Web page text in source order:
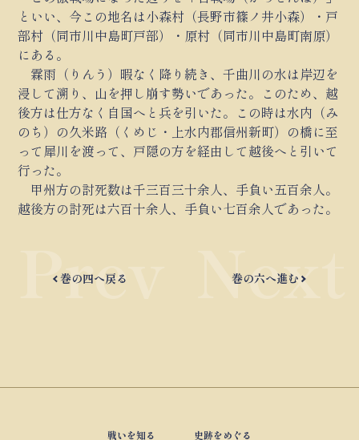
といい、今この地名は小森村（長野市篠ノ井小森）・戸
部村（同市川中島町戸部）・原村（同市川中島町南原）
にある。
霖雨（りんう）暇なく降り続き、千曲川の水は岸辺を
浸して溯り、山を押し崩す勢いであった。このため、越
後方は仕方なく自国へと兵を引いた。この時は水内（み
のち）の久米路（くめじ・上水内郡信州新町）の橋に至
って犀川を渡って、戸隠の方を経由して越後へと引いて
行った。
甲州方の討死数は千三百三十余人、手負い五百余人。
越後方の討死は六百十余人、手負い七百余人であった。
巻の四へ戻る 巻の六へ進む
戦いを知る 史跡をめぐる